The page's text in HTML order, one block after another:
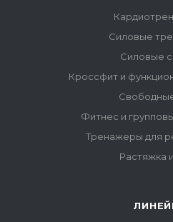
Силовые
Силовые
Кроссфит и
Фитнес и
Тренажеры для
Растяжка